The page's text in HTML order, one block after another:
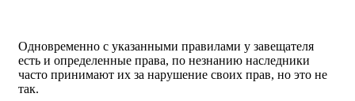
Одновременно с указанными правилами у завещателя
есть и определенные права, по незнанию наследники
часто принимают их за нарушение своих прав, но это не
так.